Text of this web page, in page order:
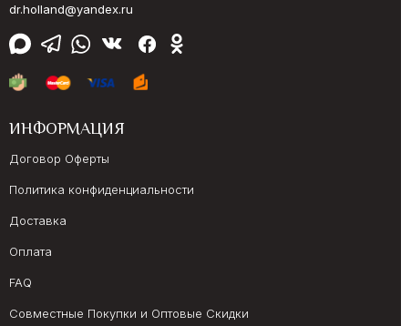
dr.holland@yandex.ru
ИНФОРМАЦИЯ
Договор Оферты
Политика конфиденциальности
Доставка
Оплата
FAQ
Совместные Покупки и Оптовые Скидки